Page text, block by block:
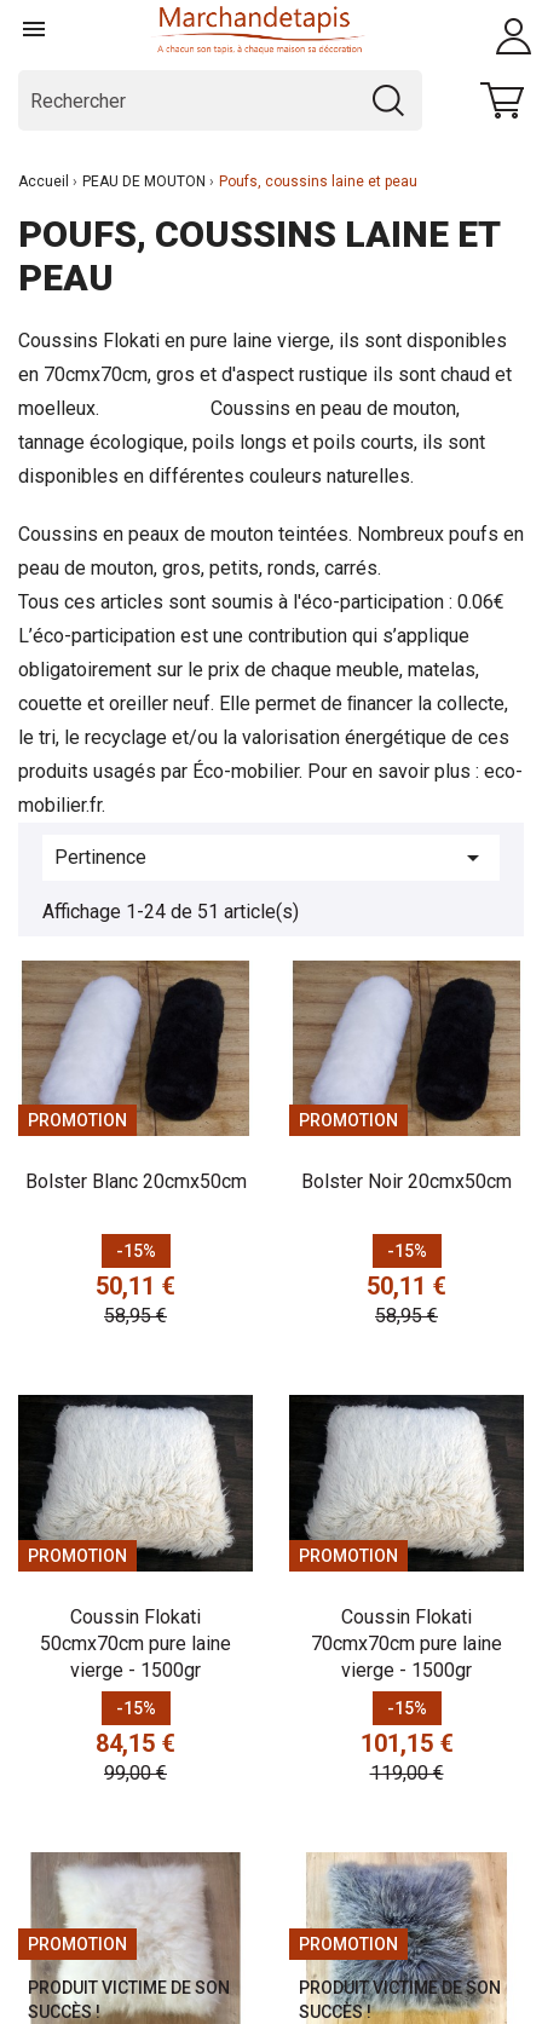

Accueil PEAU DE MOUTON Poufs, coussins laine et peau
POUFS, COUSSINS LAINE ET
PEAU
Coussins Flokati en pure laine vierge, ils sont disponibles
en 70cmx70cm, gros et d'aspect rustique ils sont chaud et
moelleux. Coussins en peau de mouton,
tannage écologique, poils longs et poils courts, ils sont
disponibles en différentes couleurs naturelles.
Coussins en peaux de mouton teintées. Nombreux poufs en
peau de mouton, gros, petits, ronds, carrés.
Tous ces articles sont soumis à l'éco-participation : 0.06€
L’éco-participation est une contribution qui s’applique
obligatoirement sur le prix de chaque meuble, matelas,
couette et oreiller neuf. Elle permet de ﬁnancer la collecte,
le tri, le recyclage et/ou la valorisation énergétique de ces
produits usagés par Éco-mobilier. Pour en savoir plus : eco-
mobilier.fr.
Pertinence 
Affichage 1-24 de 51 article(s)
PROMOTION
Bolster Blanc 20cmx50cm
-15%
Prix
50,11 €
Prix de base
58,95 €
PROMOTION
Bolster Noir 20cmx50cm
-15%
Prix
50,11 €
Prix de base
58,95 €
PROMOTION
Coussin Flokati
50cmx70cm pure laine
vierge - 1500gr
-15%
Prix
84,15 €
Prix de base
99,00 €
PROMOTION
Coussin Flokati
70cmx70cm pure laine
vierge - 1500gr
-15%
Prix
101,15 €
Prix de base
119,00 €
PROMOTION
PRODUIT VICTIME DE SON
SUCCÈS !
PROMOTION
PRODUIT VICTIME DE SON
SUCCÈS !